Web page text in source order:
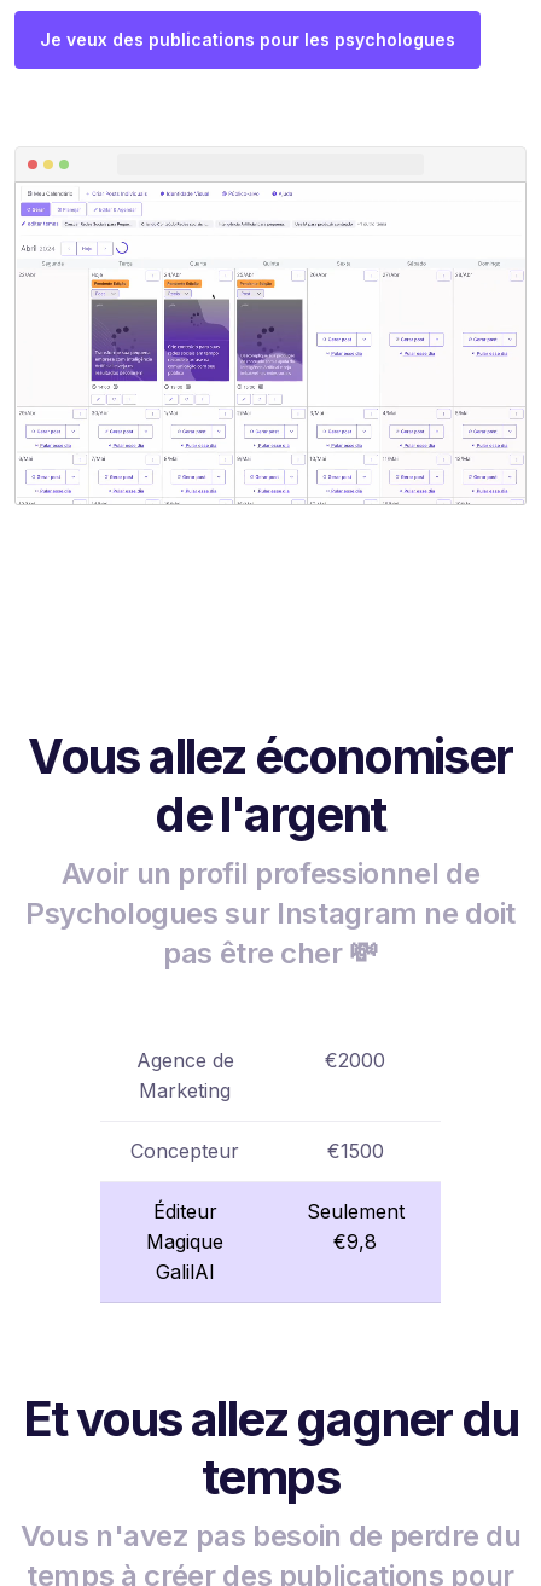
Je veux des publications pour les psychologues
Vous allez économiser
de l'argent
Avoir un profil professionnel de
Psychologues sur Instagram ne doit
pas être cher 💸
Agence de
Marketing
€2000
Concepteur €1500
Éditeur
Magique
GalilAI
Seulement
€9,8
Et vous allez gagner du
temps
Vous n'avez pas besoin de perdre du
temps à créer des publications pour